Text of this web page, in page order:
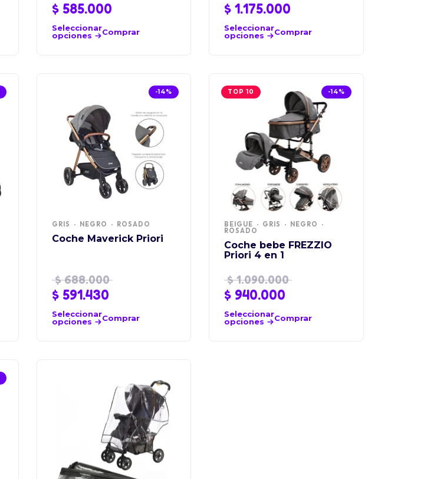
$585.000
Seleccionar
opciones
Comprar
$ 1.175.000
Seleccionar
opciones
Comprar
-14%
GRIS NEGRO ROSADO
Coche Maverick Priori
$688.000
$591.430
Seleccionar
opciones
Comprar
-14%
TOP 10
BEIGUE GRIS NEGRO
ROSADO
Coche bebe FREZZIO
Priori 4 en 1
$1.090.000
$ 940.000
Seleccionar
opciones
Comprar